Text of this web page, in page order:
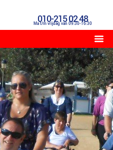
010-215 02 48
Ma t/m vrijdag van 09:30-16:30